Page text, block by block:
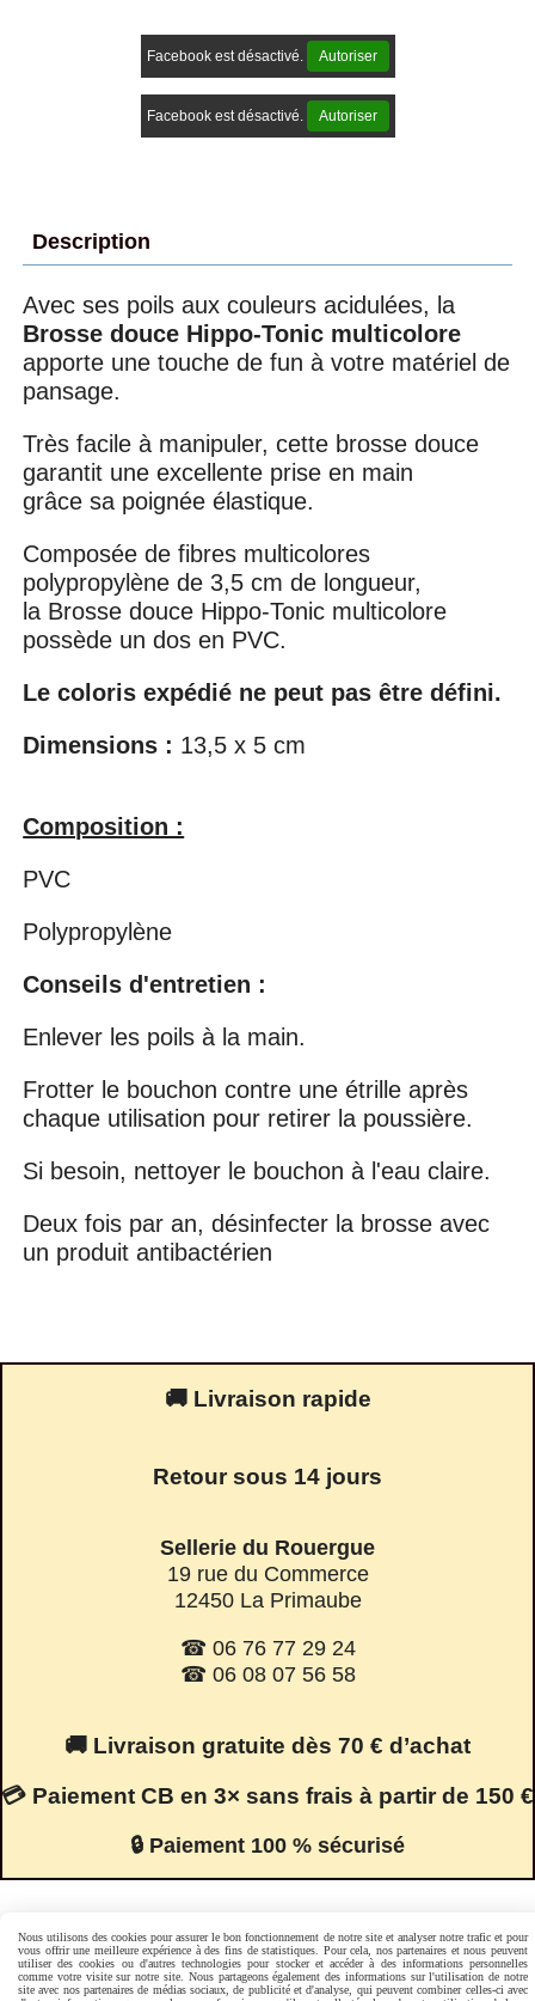
Facebook est désactivé. Autoriser
Facebook est désactivé. Autoriser
Description
Avec ses poils aux couleurs acidulées, la
Brosse douce Hippo-Tonic multicolore
apporte une touche de fun à votre matériel de
pansage.
Très facile à manipuler, cette brosse douce
garantit une excellente prise en main
grâce sa poignée élastique.
Composée de fibres multicolores
polypropylène de 3,5 cm de longueur,
la Brosse douce Hippo-Tonic multicolore
possède un dos en PVC.
Le coloris expédié ne peut pas être défini.
Dimensions : 13,5 x 5 cm
Composition :
PVC
Polypropylène
Conseils d'entretien :
Enlever les poils à la main.
Frotter le bouchon contre une étrille après
chaque utilisation pour retirer la poussière.
Si besoin, nettoyer le bouchon à l'eau claire.
Deux fois par an, désinfecter la brosse avec
un produit antibactérien
🚚 Livraison rapide
Retour sous 14 jours
Sellerie du Rouergue
19 rue du Commerce
12450 La Primaube
☎ 06 76 77 29 24
☎ 06 08 07 56 58
🚚 Livraison gratuite dès 70 € d’achat
💳 Paiement CB en 3× sans frais à partir de 150 €
🔒 Paiement 100 % sécurisé
Facebook est désactivé. Autoriser
Nous utilisons des cookies pour assurer le bon fonctionnement de notre site et analyser notre trafic et pour
vous offrir une meilleure expérience à des fins de statistiques. Pour cela, nos partenaires et nous peuvent
utiliser des cookies ou d'autres technologies pour stocker et accéder à des informations personnelles
comme votre visite sur notre site. Nous partageons également des informations sur l'utilisation de notre
site avec nos partenaires de médias sociaux, de publicité et d'analyse, qui peuvent combiner celles-ci avec